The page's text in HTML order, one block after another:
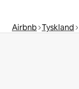
Airbnb Tyskland